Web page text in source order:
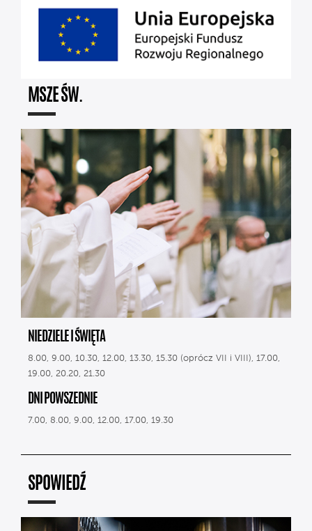
MSZE ŚW.
NIEDZIELE I ŚWIĘTA
8.00, 9.00, 10.30, 12.00, 13.30, 15.30 (oprócz VII i VIII), 17.00,
19.00, 20.20, 21.30
DNI POWSZEDNIE
7.00, 8.00, 9.00, 12.00, 17.00, 19.30
SPOWIEDŹ